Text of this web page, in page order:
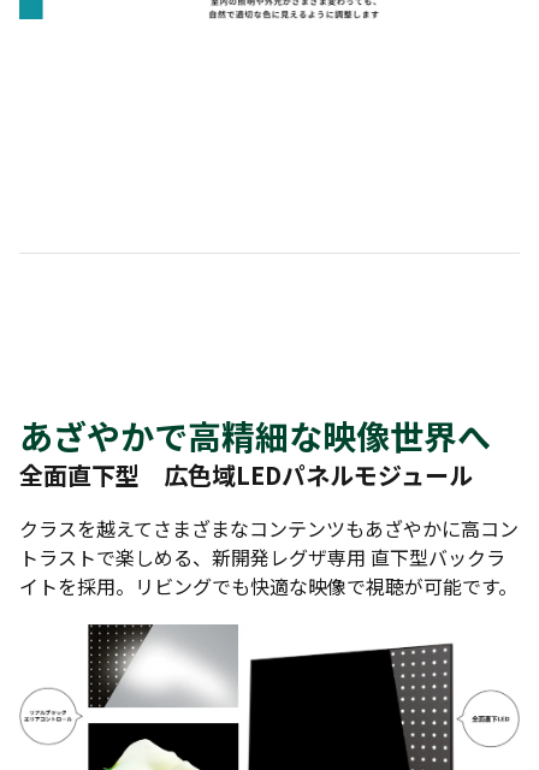
あざやかで高精細な映像世界へ
全面直下型 広色域LEDパネルモジュール
クラスを越えてさまざまなコンテンツもあざやかに高コン
トラストで楽しめる、新開発レグザ専用 直下型バックラ
イトを採用。リビングでも快適な映像で視聴が可能です。